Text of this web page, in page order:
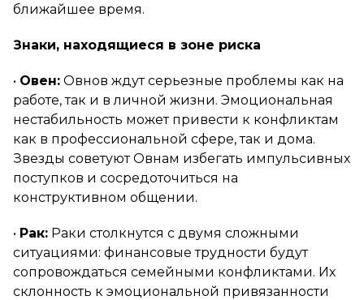
ближайшее время.
Знаки, находящиеся в зоне риска
• Овен: Овнов ждут серьезные проблемы как на
работе, так и в личной жизни. Эмоциональная
нестабильность может привести к конфликтам
как в профессиональной сфере, так и дома.
Звезды советуют Овнам избегать импульсивных
поступков и сосредоточиться на
конструктивном общении.
• Рак: Раки столкнутся с двумя сложными
ситуациями: финансовые трудности будут
сопровождаться семейными конфликтами. Их
склонность к эмоциональной привязанности